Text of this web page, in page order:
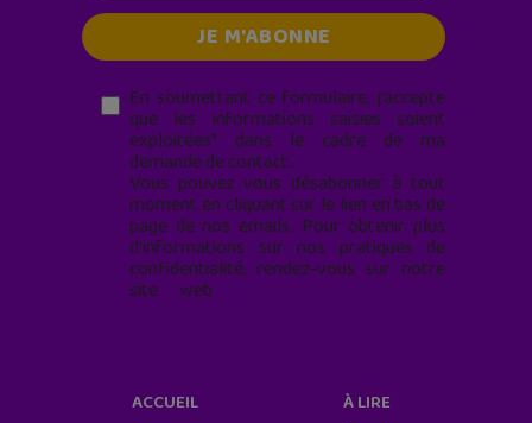
En soumettant ce formulaire, j’accepte
que les informations saisies soient
exploitées* dans le cadre de ma
demande de contact.
Vous pouvez vous désabonner à tout
moment en cliquant sur le lien en bas de
page de nos emails. Pour obtenir plus
d'informations sur nos pratiques de
confidentialité, rendez-vous sur notre
site web
ACCUEIL
À LIRE